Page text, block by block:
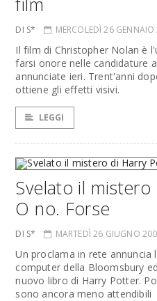
DI S* MERCOLEDÌ 26 GENNAIO
Il film di Christopher Nolan è
farsi onore nelle candidature
annunciate ieri. Trent'anni
ottiene gli effetti visivi.
LEGGI
Svelato il
O no. Forse
DI S* MARTEDÌ 26 GIUGNO
Un proclama in rete annuncia
computer della Bloomsbury
nuovo libro di Harry Potter.
sono ancora meno attendibili